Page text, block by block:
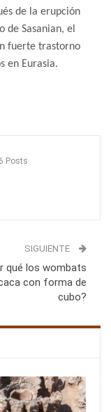
de la erupción
de Sasanian, el
fuerte trastorno
en Eurasia.
Posts
SIGUIENTE
qué los wombats
con forma de
cubo?